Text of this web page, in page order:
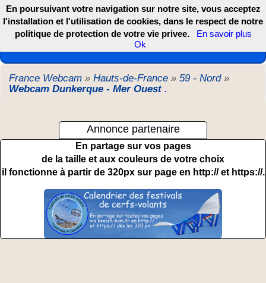
Les webcams de France, DOM TOM et COM
France Webcam » Hauts-de-France » 59 - Nord»
Webcam Dunkerque - Mer Ouest .
Annonce partenaire
En partage sur vos pages
de la taille et aux couleurs de votre choix
il fonctionne à partir de 320px sur page en http:// et https://.
En poursuivant votre navigation sur notre site, vous acceptez
l'installation et l'utilisation de cookies, dans le respect de notre
politique de protection de votre vie privee.
En savoir plus
Ok